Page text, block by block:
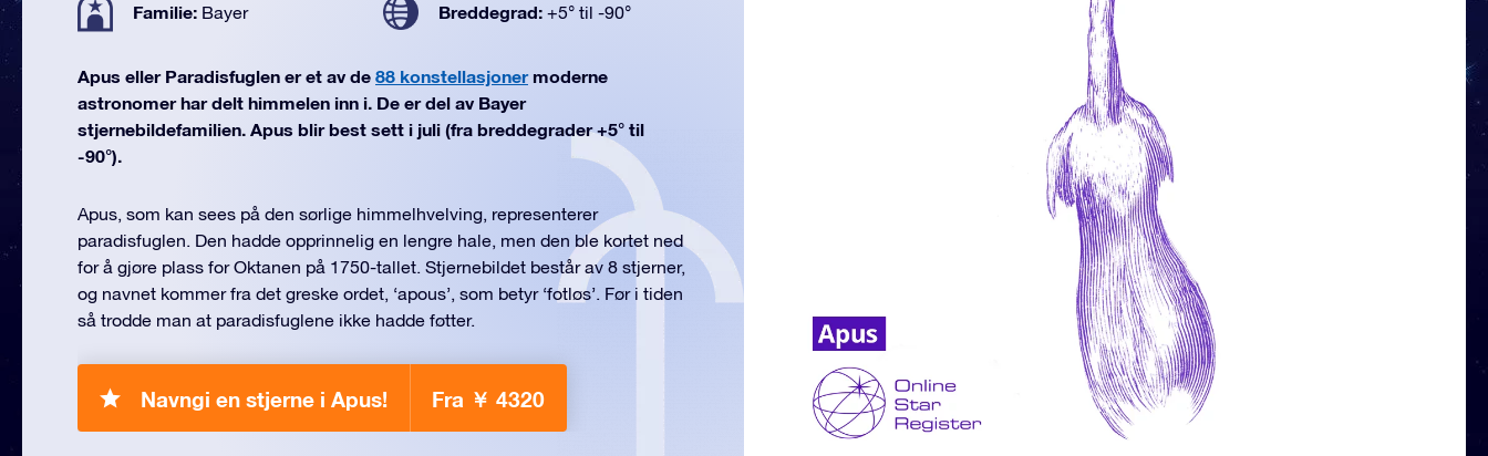
Familie: Bayer Breddegrad: +5° til -90°
Apus eller Paradisfuglen er et av de 88 konstellasjonermoderne
astronomer har delt himmelen inn i. De er del av Bayer
stjernebildefamilien. Apus blir best sett i juli (fra breddegrader +5° til
-90°).
Apus, som kan sees på den sørlige himmelhvelving, representerer
paradisfuglen. Den hadde opprinnelig en lengre hale, men den ble kortet ned
for å gjøre plass for Oktanen på 1750-tallet. Stjernebildet består av 8 stjerner,
og navnet kommer fra det greske ordet, ‘apous’, som betyr ‘fotløs’. Før i tiden
så trodde man at paradisfuglene ikke hadde føtter.
Navngi en stjerne i Apus! Fra ￥ 4320